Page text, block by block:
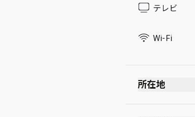
テレビ
Wi-Fi
所在地